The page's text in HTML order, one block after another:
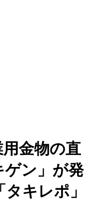
金物の直
ゲン」が発
キレポ」